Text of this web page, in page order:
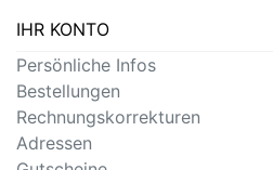
IHR KONTO
Persönliche Infos
Bestellungen
Rechnungskorrekturen
Adressen